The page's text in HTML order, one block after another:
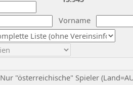
Vorname
Nur "österreichische" Spieler